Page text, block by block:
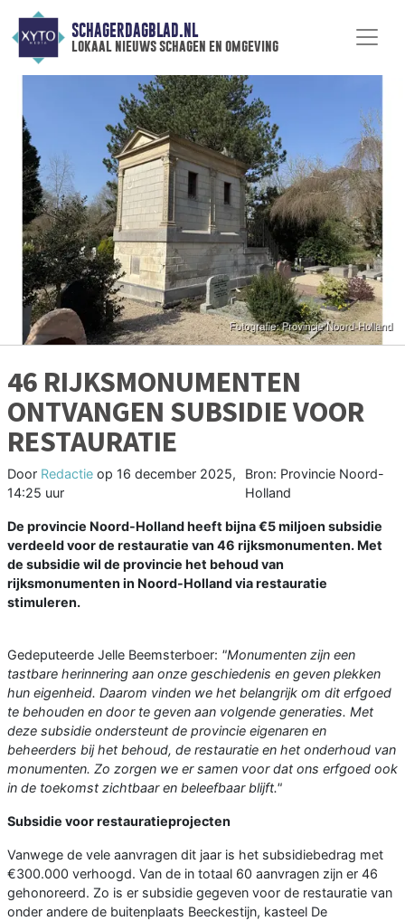
SCHAGERDAGBLAD.NL
lokaal nieuws schagen en omgeving
46 RIJKSMONUMENTEN
ONTVANGEN SUBSIDIE VOOR
RESTAURATIE
Door Redactie op 16 december 2025,
14:25 uur
Bron: Provincie Noord-
Holland
De provincie Noord-Holland heeft bijna €5 miljoen subsidie
verdeeld voor de restauratie van 46 rijksmonumenten. Met
de subsidie wil de provincie het behoud van
rijksmonumenten in Noord-Holland via restauratie
stimuleren.
Gedeputeerde Jelle Beemsterboer: "Monumenten zijn een
tastbare herinnering aan onze geschiedenis en geven plekken
hun eigenheid. Daarom vinden we het belangrijk om dit erfgoed
te behouden en door te geven aan volgende generaties. Met
deze subsidie ondersteunt de provincie eigenaren en
beheerders bij het behoud, de restauratie en het onderhoud van
monumenten. Zo zorgen we er samen voor dat ons erfgoed ook
in de toekomst zichtbaar en beleefbaar blijft."
Subsidie voor restauratieprojecten
Vanwege de vele aanvragen dit jaar is het subsidiebedrag met
€300.000 verhoogd. Van de in totaal 60 aanvragen zijn er 46
gehonoreerd. Zo is er subsidie gegeven voor de restauratie van
onder andere de buitenplaats Beeckestijn, kasteel De